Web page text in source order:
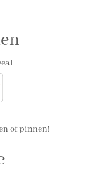
of pinnen!